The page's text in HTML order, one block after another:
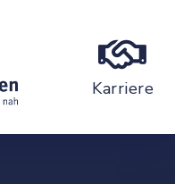
Karriere